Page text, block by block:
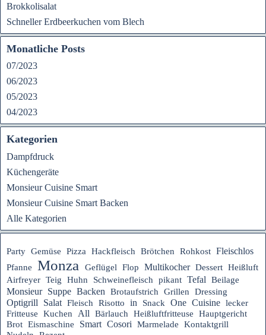
Brokkolisalat
Schneller Erdbeerkuchen vom Blech
Monatliche Posts
07/2023
06/2023
05/2023
04/2023
Kategorien
Dampfdruck
Küchengeräte
Monsieur Cuisine Smart
Monsieur Cuisine Smart Backen
Alle Kategorien
Party Gemüse Pizza Hackfleisch Brötchen Rohkost Fleischlos
Pfanne Monza Geflügel Flop Multikocher Dessert Heißluft
Airfreyer Teig Huhn Schweinefleisch pikant Tefal Beilage
Monsieur Suppe Backen Brotaufstrich Grillen Dressing
Optigrill Salat Fleisch Risotto in Snack One Cuisine lecker
Fritteuse
Kuchen All Bärlauch Heißluftfritteuse Hauptgericht
Brot Eismaschine Smart Cosori Marmelade
Kontaktgrill